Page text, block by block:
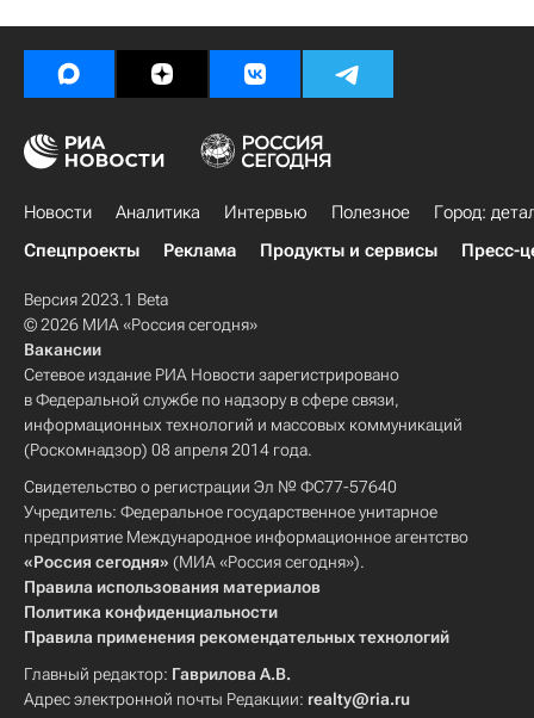
Новости Аналитика Интервью Полезное
Город:
Спецпроекты
Реклама Продукты и сервисы Пресс-
Версия 2023.1 Beta
© 2026 МИА «Россия сегодня»
Вакансии
Сетевое издание РИА Новости зарегистрировано
в Федеральной службе по надзору в сфере связи,
информационных технологий и массовых коммуникаций
(Роскомнадзор) 08 апреля 2014 года.
Свидетельство о регистрации Эл № ФС77-57640
Учредитель: Федеральное государственное унитарное
предприятие Международное информационное агентство
«Россия сегодня» (МИА «Россия сегодня»).
Правила использования материалов
Политика конфиденциальности
Правила применения рекомендательных технологий
Главный редактор: Гаврилова А.В.
Адрес электронной почты Редакции: realty@ria.ru